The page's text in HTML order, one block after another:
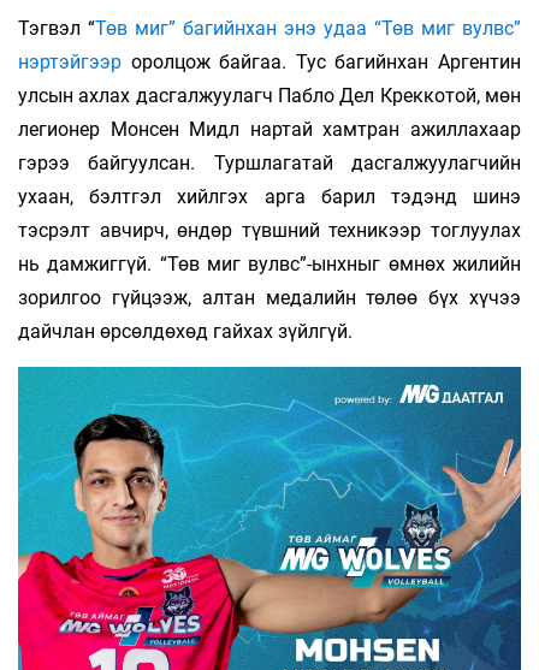
Тэгвэл “Төв миг” багийнхан энэ удаа “Төв миг вулвс”
нэртэйгээр оролцож байгаа. Тус багийнхан Аргентин
улсын ахлах дасгалжуулагч Пабло Дел Креккотой, мөн
легионер Монсен Мидл нартай хамтран ажиллахаар
гэрээ байгуулсан. Туршлагатай дасгалжуулагчийн
ухаан, бэлтгэл хийлгэх арга барил тэдэнд шинэ
тэсрэлт авчирч, өндөр түвшний техникээр тоглуулах
нь дамжиггүй. “Төв миг вулвс”-ынхныг өмнөх жилийн
зорилгоо гүйцээж, алтан медалийн төлөө бүх хүчээ
дайчлан өрсөлдөхөд гайхах зүйлгүй.